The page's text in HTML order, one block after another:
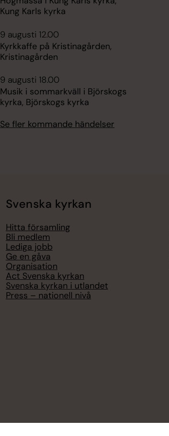
Kung Karls kyrka
9 augusti 12.00
Kyrkkaffe på Kristinagården,
Kristinagården
9 augusti 18.00
Musik i sommarkväll i Björskogs
kyrka, Björskogs kyrka
Se fler kommande händelser
Svenska kyrkan
Hitta församling
Bli medlem
Lediga jobb
Ge en gåva
Organisation
Act Svenska kyrkan
Svenska kyrkan i utlandet
Press – nationell nivå